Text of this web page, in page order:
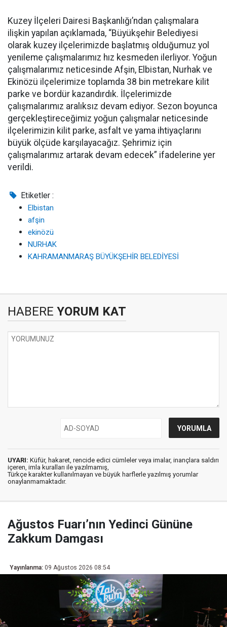
Kuzey İlçeleri Dairesi Başkanlığı’ndan çalışmalara
ilişkin yapılan açıklamada, “Büyükşehir Belediyesi
olarak kuzey ilçelerimizde başlatmış olduğumuz yol
yenileme çalışmalarımız hız kesmeden ilerliyor. Yoğun
çalışmalarımız neticesinde Afşin, Elbistan, Nurhak ve
Ekinözü ilçelerimize toplamda 38 bin metrekare kilit
parke ve bordür kazandırdık. İlçelerimizde
çalışmalarımız aralıksız devam ediyor. Sezon boyunca
gerçekleştireceğimiz yoğun çalışmalar neticesinde
ilçelerimizin kilit parke, asfalt ve yama ihtiyaçlarını
büyük ölçüde karşılayacağız. Şehrimiz için
çalışmalarımız artarak devam edecek” ifadelerine yer
verildi.
Etiketler :
Elbistan
afşin
ekinözü
NURHAK
KAHRAMANMARAŞ BÜYÜKŞEHİR BELEDİYESİ
HABERE YORUM KAT
UYARI: Küfür, hakaret, rencide edici cümleler veya imalar, inançlara saldırı
içeren, imla kuralları ile yazılmamış,
Türkçe karakter kullanılmayan ve büyük harflerle yazılmış yorumlar
onaylanmamaktadır.
Ağustos Fuarı’nın Yedinci Gününe
Zakkum Damgası
Yayınlanma: 09 Ağustos 2026 08:54